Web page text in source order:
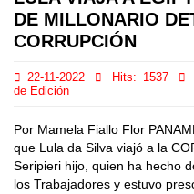
DE MILLONARIO
CORRUPCIÓN
22-11-2022 Hits: 1537
de Edición
Por Mamela Fiallo Flor
que Lula da Silva viajó a la
Seripieri hijo, quien ha hecho
los Trabajadores y estuvo